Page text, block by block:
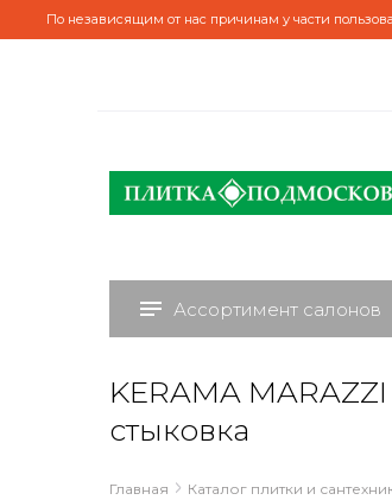
По независящим от нас причинам у части
Ассортимент салонов
KERAMA
стыковка
Главная Каталог плитки и